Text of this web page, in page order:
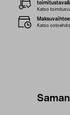
Katso
Katso